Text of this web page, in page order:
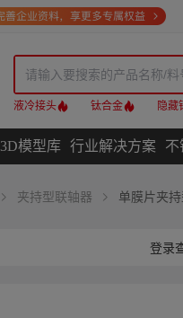
液冷接头 钛合金 隐藏
3D模型库 行业解决方案 不
夹持型联轴器 单膜片夹
登录